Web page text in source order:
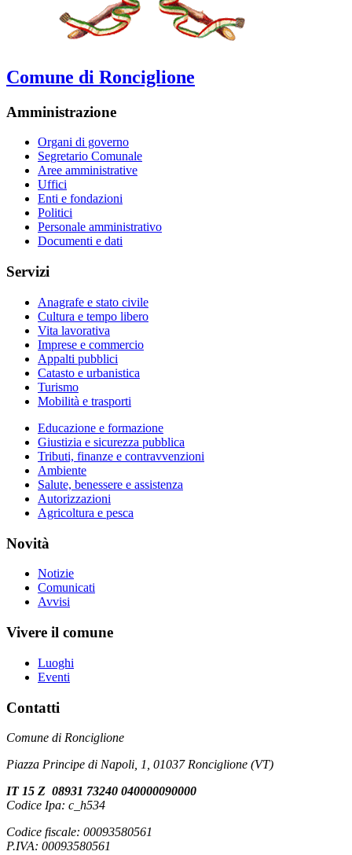
Comune di Ronciglione
Amministrazione
Organi di governo
Segretario Comunale
Aree amministrative
Uffici
Enti e fondazioni
Politici
Personale amministrativo
Documenti e dati
Servizi
Anagrafe e stato civile
Cultura e tempo libero
Vita lavorativa
Imprese e commercio
Appalti pubblici
Catasto e urbanistica
Turismo
Mobilità e trasporti
Educazione e formazione
Giustizia e sicurezza pubblica
Tributi, finanze e contravvenzioni
Ambiente
Salute, benessere e assistenza
Autorizzazioni
Agricoltura e pesca
Novità
Notizie
Comunicati
Avvisi
Vivere il comune
Luoghi
Eventi
Contatti
Comune di Ronciglione
Piazza Principe di Napoli, 1, 01037 Ronciglione (VT)
IT 15 Z 08931 73240 040000090000
Codice Ipa: c_h534
Codice fiscale: 00093580561
P.IVA: 00093580561